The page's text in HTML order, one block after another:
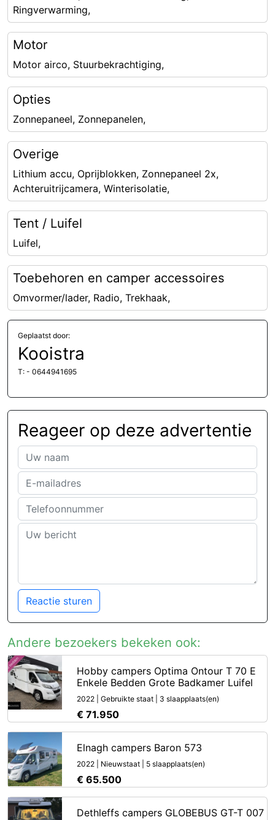
Ringverwarming,
Motor
Motor airco, Stuurbekrachtiging,
Opties
Zonnepaneel, Zonnepanelen,
Overige
Lithium accu, Oprijblokken, Zonnepaneel 2x,
Achteruitrijcamera, Winterisolatie,
Tent / Luifel
Luifel,
Toebehoren en camper accessoires
Omvormer/lader, Radio, Trekhaak,
Geplaatst door:
Kooistra
T: - 0644941695
Reageer op deze advertentie
Reactie sturen
Andere bezoekers bekeken ook:
Hobby campers Optima Ontour T 70 E
Enkele Bedden Grote Badkamer Luifel
2022 | Gebruikte staat | 3 slaapplaats(en)
€ 71.950
Elnagh campers Baron 573
2022 | Nieuwstaat | 5 slaapplaats(en)
€ 65.500
Dethleffs campers GLOBEBUS GT-T 007